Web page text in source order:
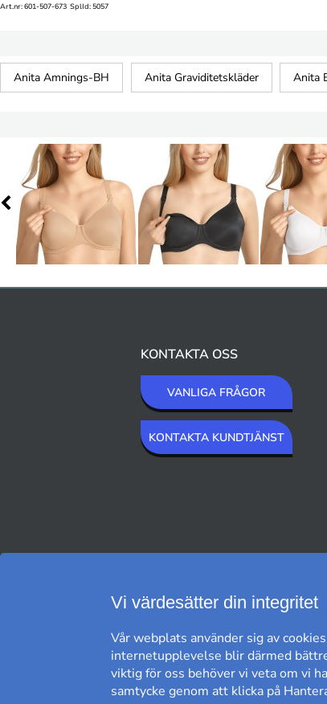
Art.nr: 601-507-673 SplId: 5057
Anita Amnings-BH Anita Graviditetskläder Anita
KONTAKTA OSS
VANLIGA FRÅGOR
KONTAKTA KUNDTJÄNST
Vi värdesätter din integritet
Vår webplats använder sig av
internetupplevelse blir därmed
viktig för oss behöver vi veta om vi
samtycke genom att klicka på